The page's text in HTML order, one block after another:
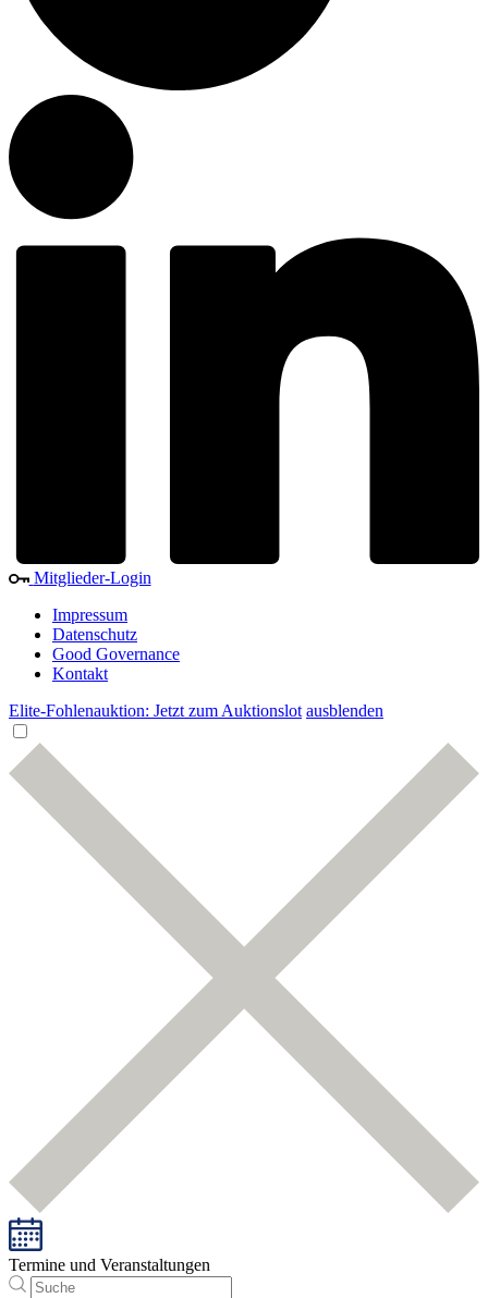
Mitglieder-Login
Impressum
Datenschutz
Good Governance
Kontakt
Elite-Fohlenauktion: Jetzt zum Auktionslot ausblenden
Termine und Veranstaltungen